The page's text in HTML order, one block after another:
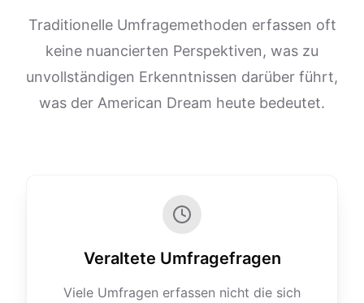
Traditionelle Umfragemethoden erfassen oft
keine nuancierten Perspektiven, was zu
unvollständigen Erkenntnissen darüber führt,
was der American Dream heute bedeutet.
Veraltete Umfragefragen
Viele Umfragen erfassen nicht die sich